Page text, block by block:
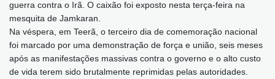
guerra contra o Irã. O caixão foi exposto nesta terça-feira na
mesquita de Jamkaran.
Na véspera, em Teerã, o terceiro dia de comemoração nacional
foi marcado por uma demonstração de força e união, seis meses
após as manifestações massivas contra o governo e o alto custo
de vida terem sido brutalmente reprimidas pelas autoridades.